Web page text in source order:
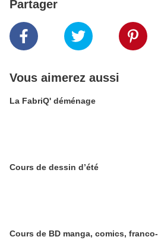
Partager
Vous aimerez aussi
La FabriQ' déménage
Cours de dessin d’été
Cours de BD manga, comics, franco-